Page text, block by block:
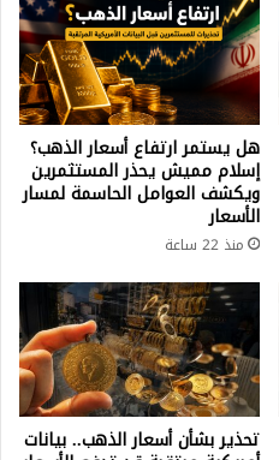
هل يستمر ارتفاع أسعار الذهب؟
إسلام مميش يحذر المستثمرين
ويكشف العوامل الحاسمة لمسار
الأسعار
منذ 22 ساعة
تحذير بشأن أسعار الذهب.. بيانات